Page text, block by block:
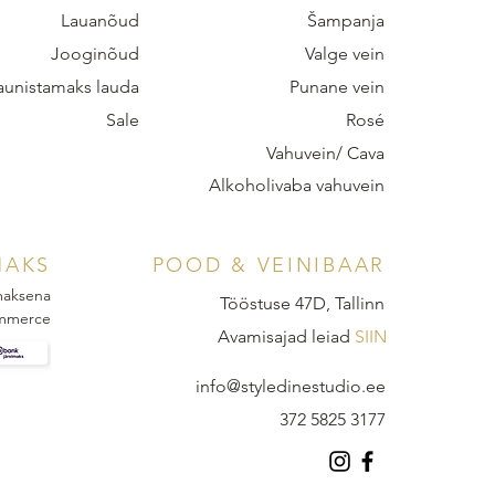
Lauanõud
Jooginõud
lauda
Sale
Šampanja
Valge vein
Punane vein
Rosé
Vahuvein/ Cava
Alkoholivaba vahuvein
POOD & VEINIBAAR
Tööstuse 47D, Tallinn
Avamisajad leiad SIIN
info@styledinestudio.ee
372 5825 3177